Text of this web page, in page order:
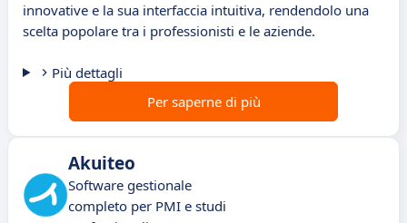
innovative e la sua interfaccia intuitiva, rendendolo una
scelta popolare tra i professionisti e le aziende.
Più dettagli
Per saperne di più
Akuiteo
Software gestionale
completo per PMI e studi